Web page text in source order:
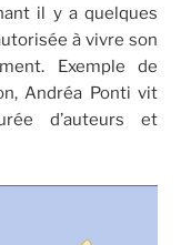
il y a quelques
à vivre son
Exemple de
Andréa Ponti vit
d’auteurs et